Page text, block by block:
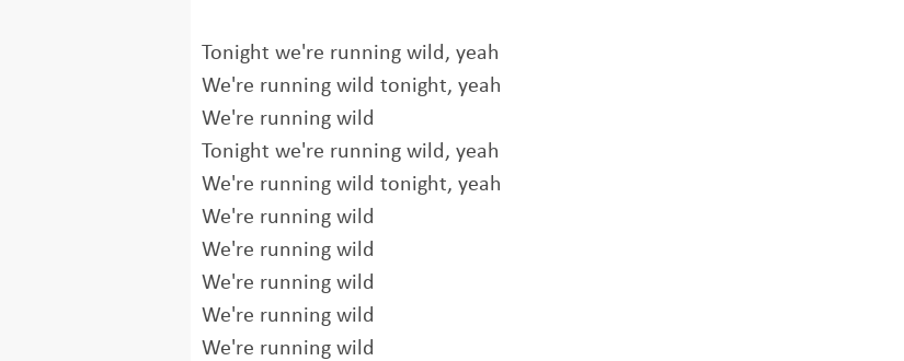
Tonight we're running wild, yeah
We're running wild tonight, yeah
We're running wild
Tonight we're running wild, yeah
We're running wild tonight, yeah
We're running wild
We're running wild
We're running wild
We're running wild
We're running wild